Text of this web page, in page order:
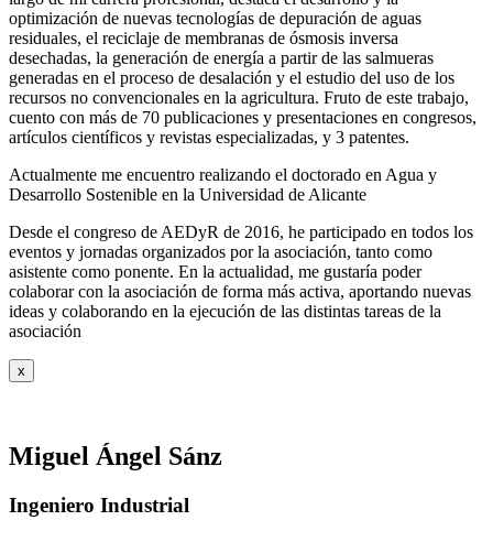
optimización de nuevas tecnologías de depuración de aguas
residuales, el reciclaje de membranas de ósmosis inversa
desechadas, la generación de energía a partir de las salmueras
generadas en el proceso de desalación y el estudio del uso de los
recursos no convencionales en la agricultura. Fruto de este trabajo,
cuento con más de 70 publicaciones y presentaciones en congresos,
artículos científicos y revistas especializadas, y 3 patentes.
Actualmente me encuentro realizando el doctorado en Agua y
Desarrollo Sostenible en la Universidad de Alicante
Desde el congreso de AEDyR de 2016, he participado en todos los
eventos y jornadas organizados por la asociación, tanto como
asistente como ponente. En la actualidad, me gustaría poder
colaborar con la asociación de forma más activa, aportando nuevas
ideas y colaborando en la ejecución de las distintas tareas de la
asociación
x
Miguel Ángel Sánz
Ingeniero Industrial